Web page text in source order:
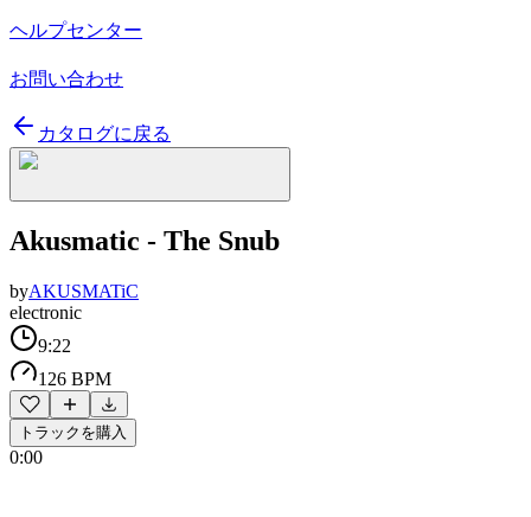
ヘルプセンター
お問い合わせ
カタログに戻る
Akusmatic - The Snub
byAKUSMATiC
electronic
9:22
126 BPM
トラックを購入
0:00